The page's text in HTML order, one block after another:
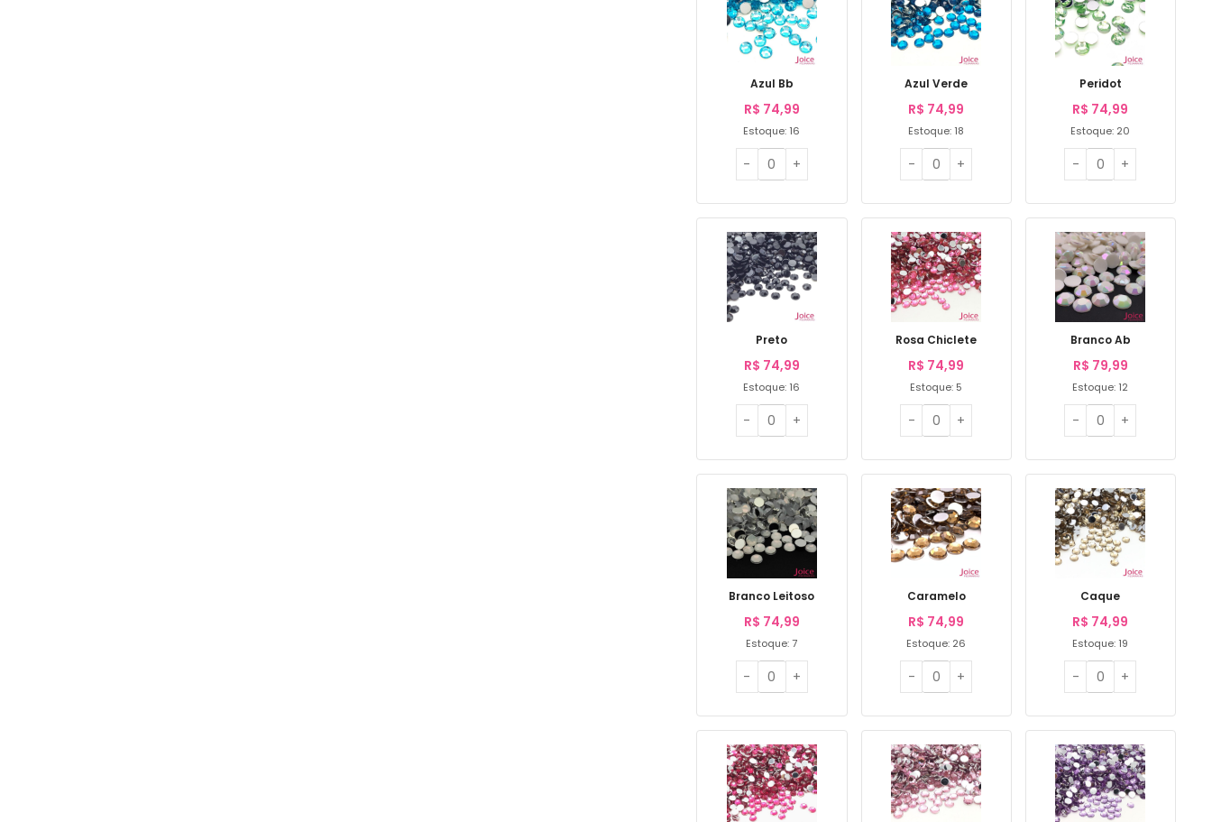
Azul Bb
R$ 74,99
Estoque: 16
Azul Verde
R$ 74,99
Estoque: 18
Peridot
R$ 74,99
Estoque: 20
Preto
R$ 74,99
Estoque: 16
Rosa Chiclete
R$ 74,99
Estoque: 5
Branco Ab
R$ 79,99
Estoque: 12
Branco Leitoso
R$ 74,99
Estoque: 7
Caramelo
R$ 74,99
Estoque: 26
Caque
R$ 74,99
Estoque: 19